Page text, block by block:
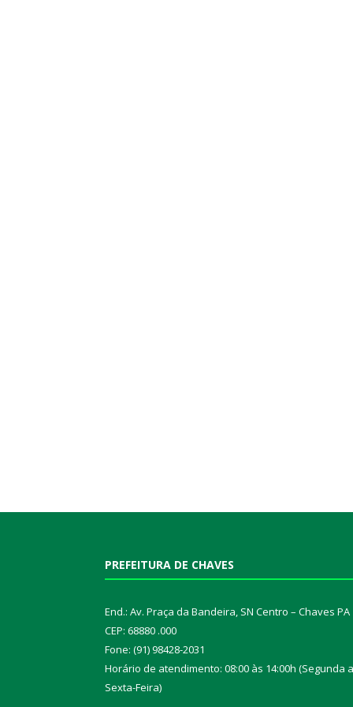
PREFEITURA DE CHAVES
End.: Av. Praça da Bandeira, SN Centro – Chaves PA
CEP: 68880 .000
Fone: (91) 98428-2031
Horário de atendimento: 08:00 às 14:00h (Segunda a
Sexta-Feira)